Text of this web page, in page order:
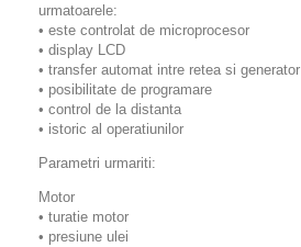
urmatoarele:
• este controlat de microprocesor
• display LCD
• transfer automat intre retea si generator
• posibilitate de programare
• control de la distanta
• istoric al operatiunilor
Parametri urmariti:
Motor
• turatie motor
• presiune ulei